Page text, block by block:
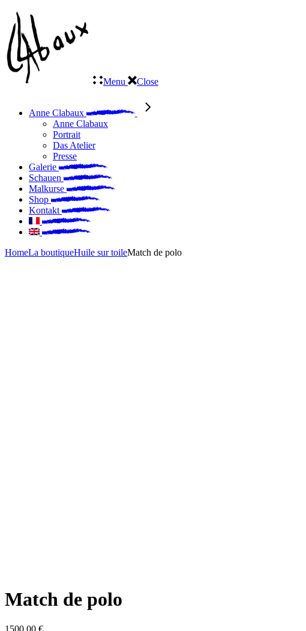
Menu Close
Anne Clabaux
Anne Clabaux
Portrait
Das Atelier
Presse
Galerie
Schauen
Malkurse
Shop
Kontakt
HomeLa boutiqueHuile sur toileMatch de polo
Match de polo
1500,00 €